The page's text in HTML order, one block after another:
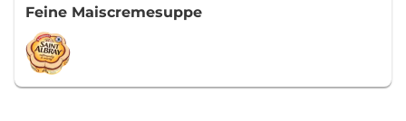
Feine Maiscremesuppe